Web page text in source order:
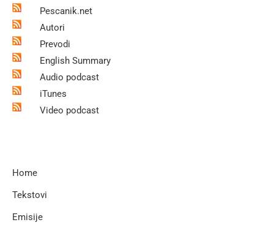
Pescanik.net
Autori
Prevodi
English Summary
Audio podcast
iTunes
Video podcast
Home
Tekstovi
Emisije